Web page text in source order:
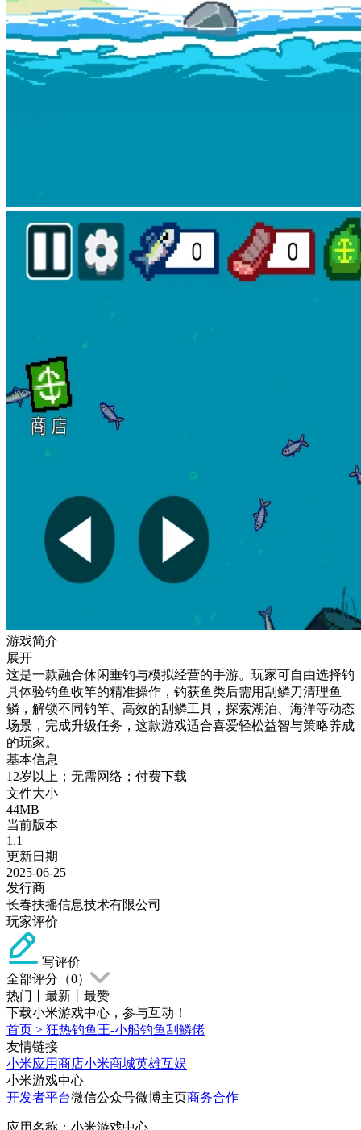
游戏简介
展开
这是一款融合休闲垂钓与模拟经营的手游。玩家可自由选择钓
具体验钓鱼收竿的精准操作，钓获鱼类后需用刮鳞刀清理鱼
鳞，解锁不同钓竿、高效的刮鳞工具，探索湖泊、海洋等动态
场景，完成升级任务，这款游戏适合喜爱轻松益智与策略养成
的玩家。
基本信息
12岁以上；无需网络；付费下载
文件大小
44MB
当前版本
1.1
更新日期
2025-06-25
发行商
长春扶摇信息技术有限公司
玩家评价
写评价
全部评分（0）
热门
最新
最赞
下载小米游戏中心，参与互动！
首页 > 狂热钓鱼王-小船钓鱼刮鳞佬
友情链接
小米应用商店小米商城英雄互娱
小米游戏中心
开发者平台微信公众号微博主页商务合作
应用名称：小米游戏中心